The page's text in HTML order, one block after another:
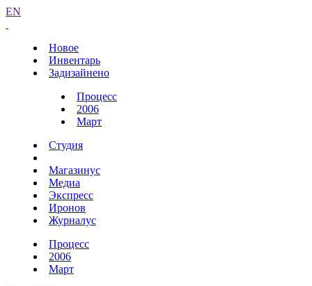
EN
Новое
Инвентарь
Задизайнено
Процесс
2006
Март
Студия
Магазинус
Медиа
Экспресс
Иронов
Журналус
Процесс
2006
Март